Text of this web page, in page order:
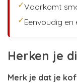
✓Voorkomt
✓Eenvoudig
Herken je
Merk je dat je